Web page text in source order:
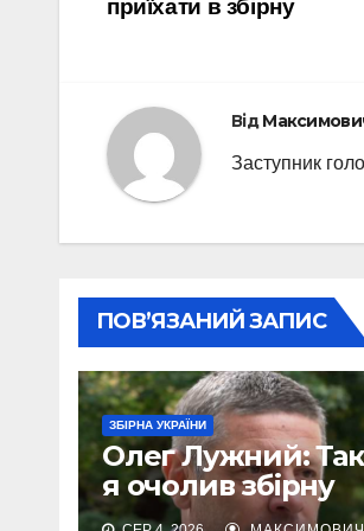
записів
приїхати в збірну
Від
Заступник
ПОВ’ЯЗАНИЙ ЗАПИС
ЗБІРНА УКРАЇНИ
Олег Лужний:
я очолив збірну
України